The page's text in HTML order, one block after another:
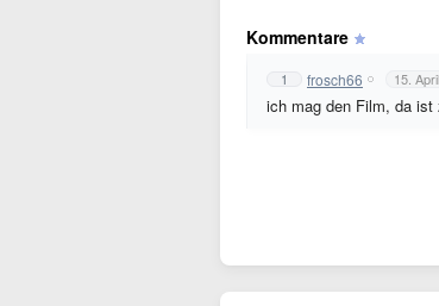
Kommentare
1 frosch66 15.
ich mag den Film, da